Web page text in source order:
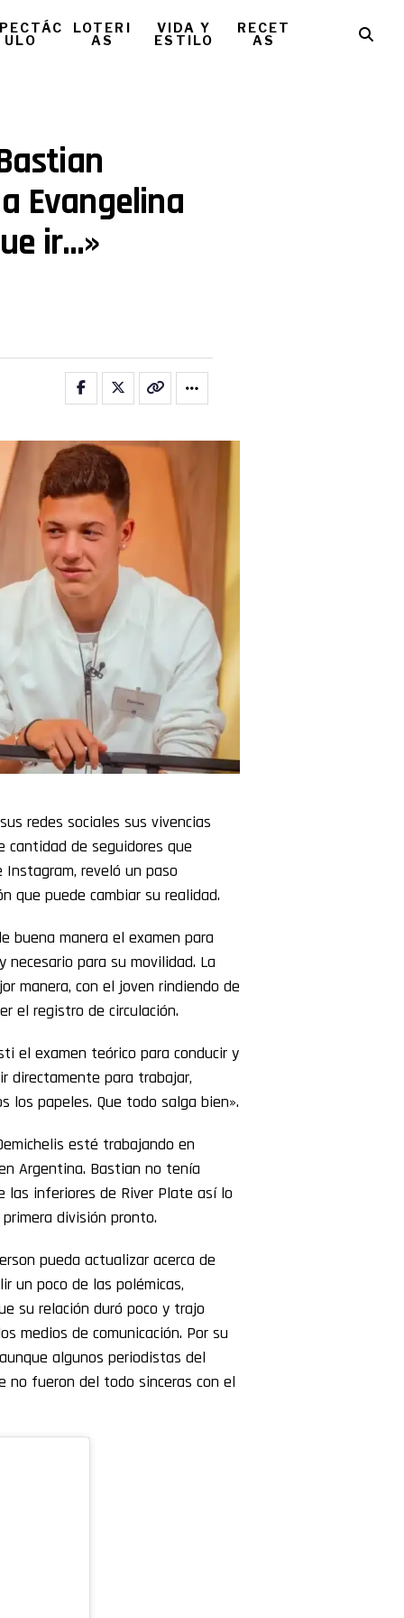
ULO
LOTERI
AS
VIDA Y
ESTILO
RECET
AS
Evangelina
ir…»
redes sociales sus vivencias
cantidad de seguidores que
reveló un paso
que puede cambiar su realidad.
buena manera el examen para
necesario para su movilidad. La
manera, con el joven rindiendo de
el registro de circulación.
el examen teórico para conducir y
directamente para trabajar,
los papeles. Que todo salga bien».
esté trabajando en
Argentina. Bastian no tenía
las inferiores de River Plate así lo
división pronto.
pueda actualizar acerca de
un poco de las polémicas,
su relación duró poco y trajo
medios de comunicación. Por su
algunos periodistas del
no fueron del todo sinceras con el